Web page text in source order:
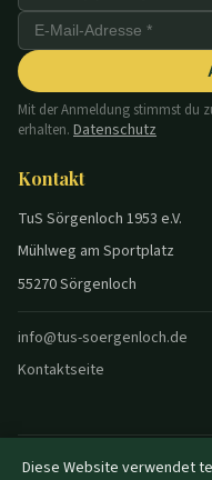
Mit der Anmeldung stimmst du
erhalten. Datenschutz
Kontakt
TuS Sörgenloch 1953 e.V.
Mühlweg am Sportplatz
55270 Sörgenloch
info@tus-soergenloch.de
Kontaktseite
© 2026 TuS
Diese Website verwendet